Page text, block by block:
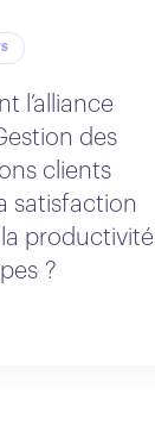
l’alliance
des
clients
satisfaction
productivité
?